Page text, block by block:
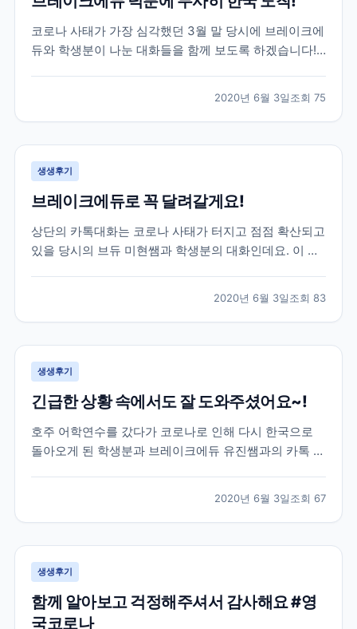
코로나 사태가 가장 심각했던 3월 말 당시에 브레이크에
듀와 학생분이 나눈 대화들을 함께 보도록 하겠습니다!
어학연수를 계획하셨지만 3개월 정도 공부 후, 코로나
사태로 인해 어쩔 수 없이 다시 한국으로 돌아오기로 하
였...
2020년 6월 3일조회 75
생생후기
브레이크에듀로 꼭 달려갈게요!
상단의 카톡대화는 코로나 사태가 터지고 점점 확산되고
있을 당시의 브듀 미현쌤과 학생분의 대화인데요. 이 학
국하실 때만 해도 미국에는 코로나의 영향이 거의 없는
상황이라 무사히 출국을 하셨었는데요. 이제 막 적응하
면...
2020년 6월 3일조회 83
생생후기
긴급한 상황 속에서도 잘 도와주셨어요~!
호주 어학연수를 갔다가 코로나로 인해 다시 한국으로
돌아오게 된 학생분과 브레이크에듀 유진쌤과의 카톡 대
로 인해 부모님께서 걱정이 되어 한국으로 돌아오는 항
공권을 구매하여 보내주셨습니다. 급하게 연락을 주셔서
학원에...
2020년 6월 3일조회 67
생생후기
함께 알아보고 걱정해주셔서 감사해요 #영
국코로나